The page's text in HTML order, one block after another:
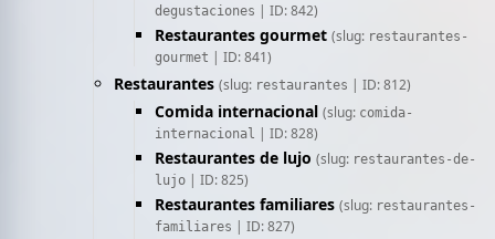
degustaciones | ID: 842)
Restaurantes gourmet (slug: restaurantes-
gourmet | ID: 841)
Restaurantes (slug: restaurantes | ID: 812)
Comida internacional (slug: comida-
internacional | ID: 828)
Restaurantes de lujo (slug: restaurantes-de-
lujo | ID: 825)
Restaurantes familiares (slug: restaurantes-
familiares | ID: 827)